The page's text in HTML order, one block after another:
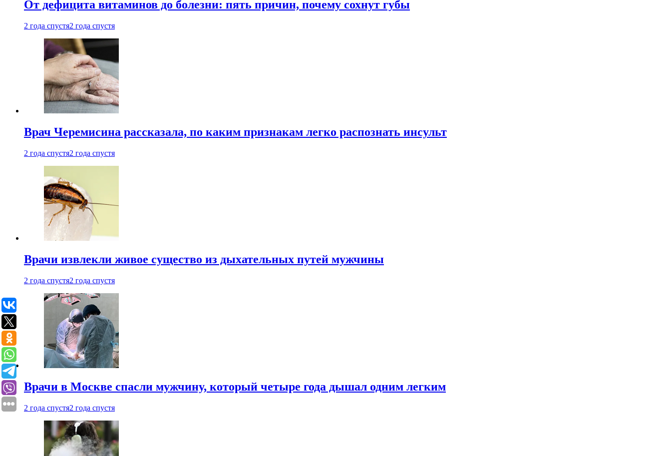
От дефицита витаминов до болезни: пять причин, почему сохнут губы
2 года спустя2 года спустя
Врач Черемисина рассказала, по каким признакам легко распознать инсульт
2 года спустя2 года спустя
Врачи извлекли живое существо из дыхательных путей мужчины
2 года спустя2 года спустя
Врачи в Москве спасли мужчину, который четыре года дышал одним легким
2 года спустя2 года спустя